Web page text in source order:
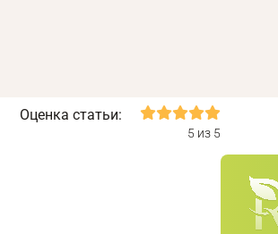
Оценка статьи:
5 из 5